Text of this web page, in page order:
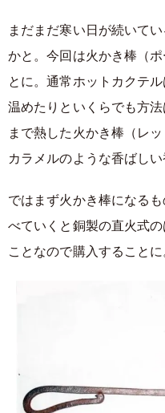
まだまだ寒い日が続いて
かと。今回は火かき棒（
とに。通常ホットカクテ
温めたりといくらでも方
まで熱した火かき棒（レ
カラメルのような香ばし
ではまず火かき棒になる
べていくと銅製の直火式
ことなので購入することに